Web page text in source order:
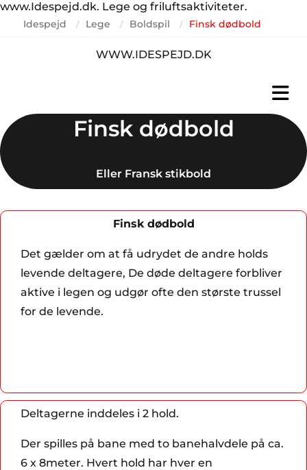
www.Idespejd.dk. Lege og friluftsaktiviteter.
Idespejd / Lege / Boldspil / Finsk dødbold
WWW.IDESPEJD.DK
Finsk dødbold
Eller Fransk stikbold
Finsk dødbold
Det gælder om at få udrydet de andre holds
levende deltagere, De døde deltagere forbliver
aktive i legen og udgør ofte den største trussel
for de levende.
Deltagerne inddeles i 2 hold.
Der spilles på bane med to banehalvdele på ca.
6 x 8meter. Hvert hold har hver en